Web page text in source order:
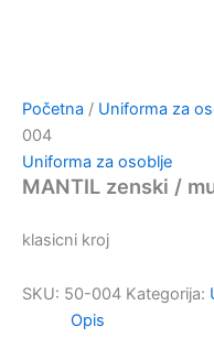
Početna / Uniforma za
004
Uniforma za osoblje
MANTIL zenski /
klasicni kroj
SKU: 50-004 Kategorija:
Opis